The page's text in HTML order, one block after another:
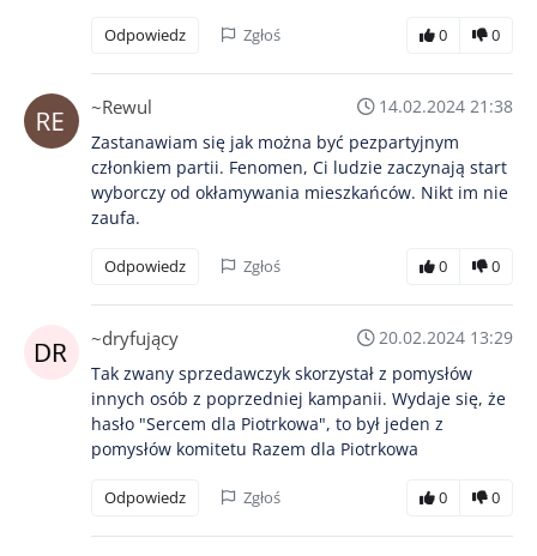
Odpowiedz Zgłoś 0 0
~Rewul
14.02.2024 21:38
Zastanawiam się jak można być pezpartyjnym
członkiem partii. Fenomen, Ci ludzie zaczynają start
wyborczy od okłamywania mieszkańców. Nikt im nie
zaufa.
Odpowiedz Zgłoś 0 0
~dryfujący
20.02.2024 13:29
Tak zwany sprzedawczyk skorzystał z pomysłów
innych osób z poprzedniej kampanii. Wydaje się, że
hasło "Sercem dla Piotrkowa", to był jeden z
pomysłów komitetu Razem dla Piotrkowa
Odpowiedz Zgłoś 0 0